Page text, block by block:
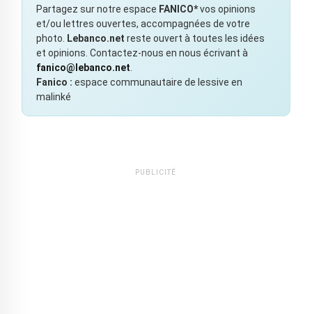
Partagez sur notre espace FANICO*vos opinions
et/ou lettres ouvertes, accompagnées de votre
photo.
Lebanco.net reste ouvert à toutes les idées
et opinions. Contactez-nous en nous écrivant à
fanico@lebanco.net
Fanico : espace communautaire de lessive en
malinké
PUBLICITÉ